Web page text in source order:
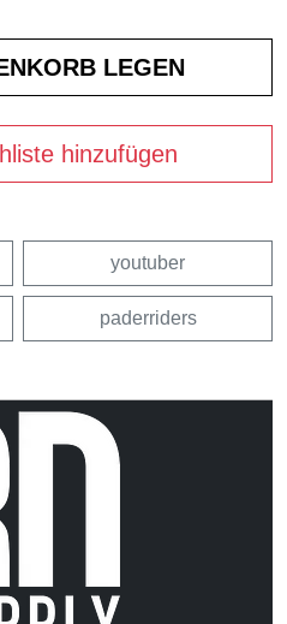
hinzufügen
youtuber
paderriders